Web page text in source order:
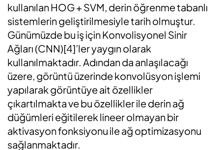
kullanılan HOG + SVM, derin öğrenme tabanlı
sistemlerin geliştirilmesiyle tarih olmuştur.
Günümüzde bu iş için Konvolisyonel Sinir
Ağları (CNN)[4]’ler yaygın olarak
kullanılmaktadır. Adından da anlaşılacağı
üzere, görüntü üzerinde konvolüsyon işlemi
yapılarak görüntüye ait özellikler
çıkartılmakta ve bu özellikler ile derin ağ
düğümleri eğitilerek lineer olmayan bir
aktivasyon fonksiyonu ile ağ optimizasyonu
sağlanmaktadır.